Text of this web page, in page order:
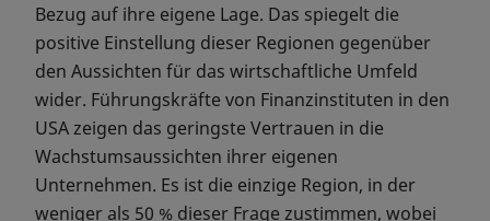
Bezug auf ihre eigene Lage. Das spiegelt die
positive Einstellung dieser Regionen gegenüber
den Aussichten für das wirtschaftliche Umfeld
wider. Führungskräfte von Finanzinstituten in den
USA zeigen das geringste Vertrauen in die
Wachstumsaussichten ihrer eigenen
Unternehmen. Es ist die einzige Region, in der
weniger als 50 % dieser Frage zustimmen, wobei